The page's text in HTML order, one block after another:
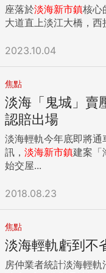
座落於淡海新市鎮核心
大道直上淡江大橋，
2023.10.04
焦點
淡海「鬼城」賣
認賠出場
淡海輕軌今年底即將
訊， 淡海新市鎮建案「
始交屋...
2018.08.23
焦點
淡海輕軌虧到不
房仲業者統計淡海輕